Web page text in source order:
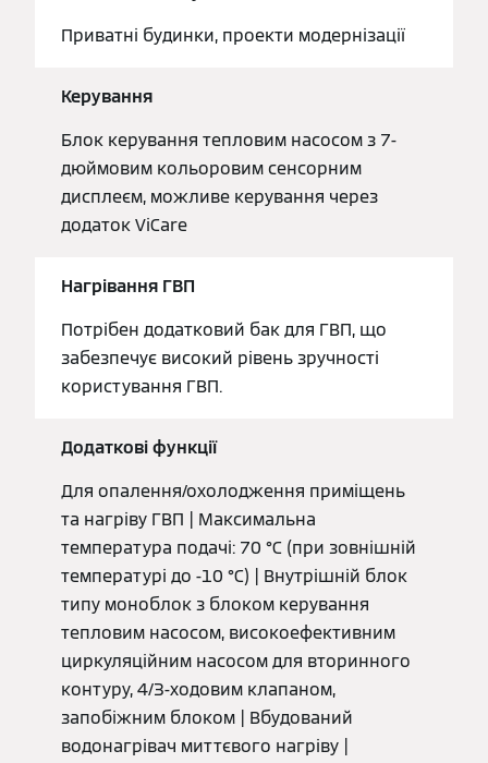
Приватні будинки, проекти модернізації
Керування
Блок керування тепловим насосом з 7-
дюймовим кольоровим сенсорним
дисплеєм, можливе керування через
додаток ViCare
Нагрівання ГВП
Потрібен додатковий бак для ГВП, що
забезпечує високий рівень зручності
користування ГВП.
Додаткові функції
Для опалення/охолодження приміщень
та нагріву ГВП | Максимальна
температура подачі: 70 °C (при зовнішній
температурі до -10 °C) | Внутрішній блок
типу моноблок з блоком керування
тепловим насосом, високоефективним
циркуляційним насосом для вторинного
контуру, 4/3-ходовим клапаном,
запобіжним блоком | Вбудований
водонагрівач миттєвого нагріву |